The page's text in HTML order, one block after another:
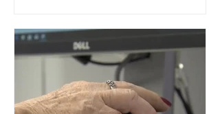
Apesar da requisição, a biometria não é
obrigatória para exercer o direito ao
voto. Se o título estiver regular, o
eleitor pode votar mesmo sem ter
realizado esse cadastro. Neste caso,